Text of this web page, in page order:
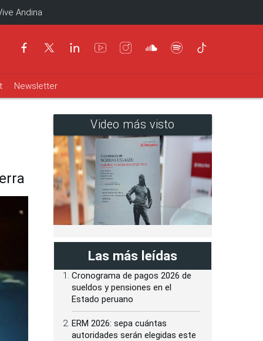
Andina
Newsletter
Video más visto
Las más leídas
Cronograma de pagos 2026 de
sueldos y pensiones en el
Estado peruano
ERM 2026: sepa cuántas
autoridades serán elegidas este